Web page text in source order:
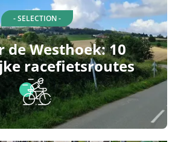
- SELECTION -
de Westhoek: 10
racefietsroutes